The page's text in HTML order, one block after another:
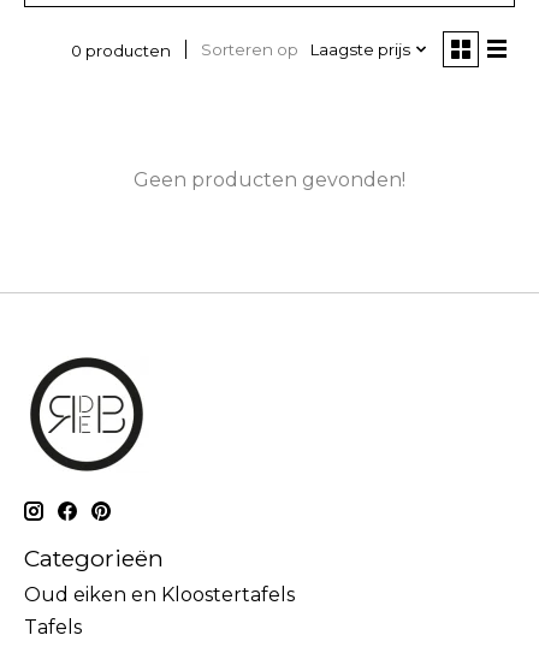
0 producten Sorteren op Laagste prijs
Geen producten gevonden!
Categorieën
Oud eiken en Kloostertafels
Tafels